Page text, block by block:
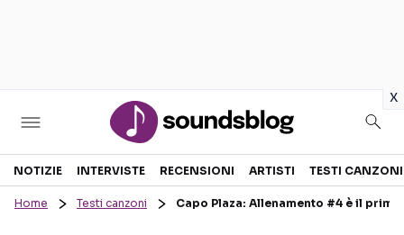
x
Sezioni
NOTIZIE INTERVISTE RECENSIONI ARTISTI TESTI CANZONI
Home Testi canzoni Capo Plaza: Allenamento #4 è il